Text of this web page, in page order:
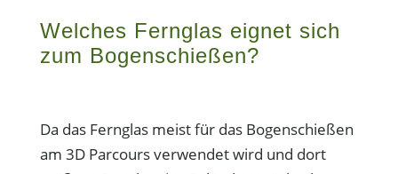
Welches Fernglas eignet sich
zum Bogenschießen?
Da das Fernglas meist für das Bogenschießen
am 3D Parcours verwendet wird und dort